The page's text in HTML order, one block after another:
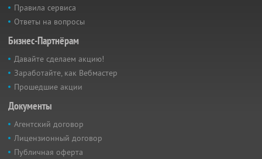
Правила сервиса
Ответы на вопросы
Бизнес-Партнёрам
Давайте сделаем акцию!
Заработайте, как Вебмастер
Прошедшие акции
Документы
Агентский договор
Лицензионный договор
Публичная оферта